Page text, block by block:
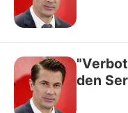
den